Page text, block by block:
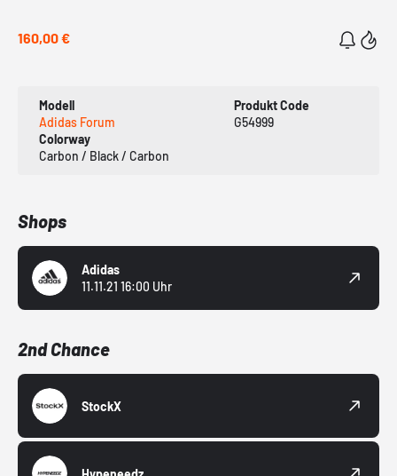
160,00 €
Modell
Adidas Forum
Produkt Code
G54999
Colorway
Carbon / Black / Carbon
Shops
Adidas
11.11.21 16:00 Uhr
2nd Chance
StockX